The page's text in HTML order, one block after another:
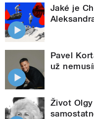
Jaké je
Pavel
už
Život